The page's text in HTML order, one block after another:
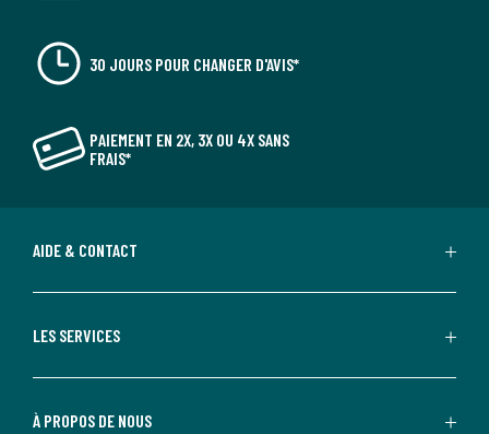
30 JOURS POUR CHANGER D'AVIS*
PAIEMENT EN 2X, 3X OU 4X SANS
FRAIS*
AIDE & CONTACT
LES SERVICES
À PROPOS DE NOUS